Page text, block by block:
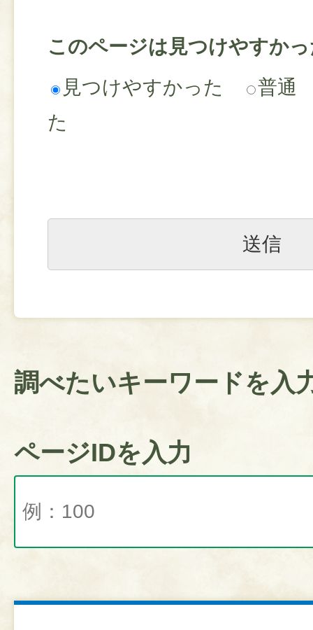
このページは見つけやすか
見つけやすかった
普通
た
調べたいキーワードを入
ページIDを入力